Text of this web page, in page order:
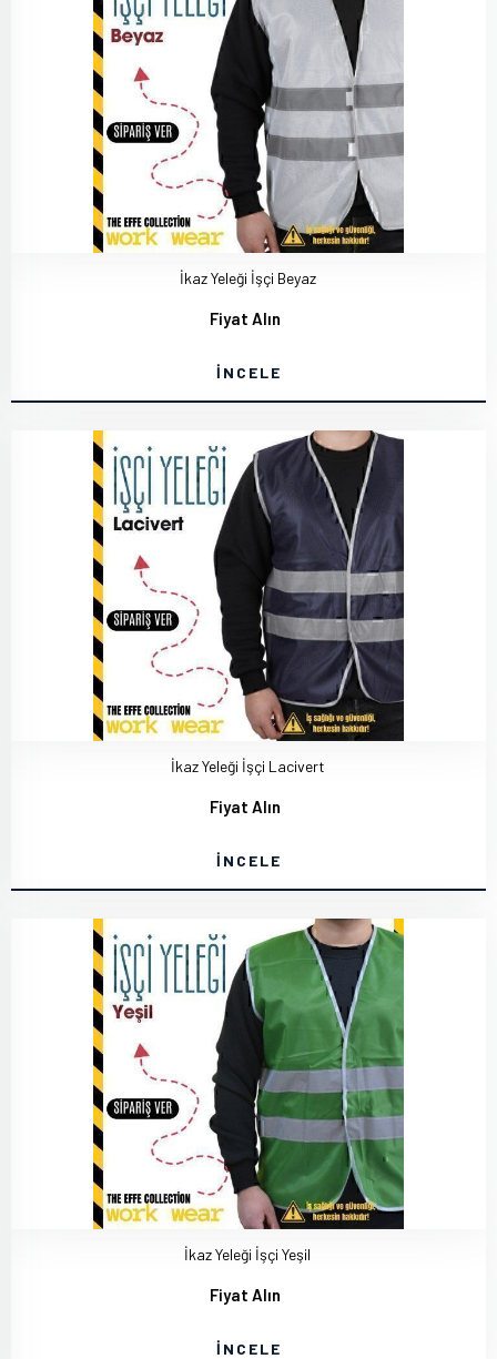
İkaz Yeleği İşçi Beyaz
Fiyat Alın
İNCELE
İkaz Yeleği İşçi Lacivert
Fiyat Alın
İNCELE
İkaz Yeleği İşçi Yeşil
Fiyat Alın
İNCELE